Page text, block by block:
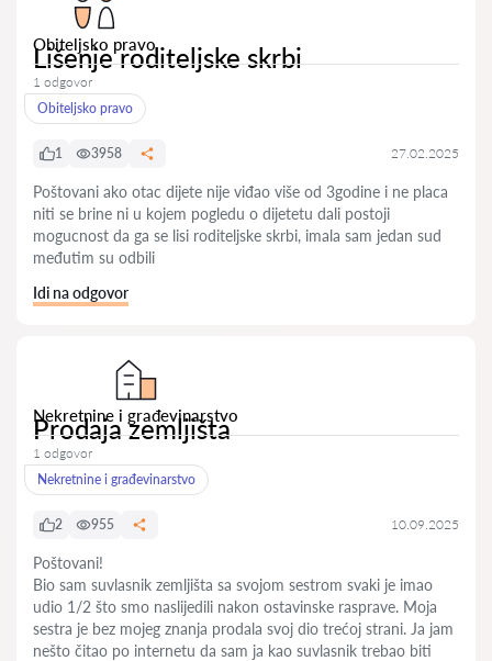
Obiteljsko pravo
Lišenje roditeljske skrbi
1 odgovor
Obiteljsko pravo
1 3958 27.02.2025
Poštovani ako otac dijete nije viđao više od 3godine i ne placa
niti se brine ni u kojem pogledu o dijetetu dali postoji
mogucnost da ga se lisi roditeljske skrbi, imala sam jedan sud
međutim su odbili
Idi na odgovor
Nekretnine i građevinarstvo
Prodaja zemljišta
1 odgovor
Nekretnine i građevinarstvo
2 955 10.09.2025
Poštovani!
Bio sam suvlasnik zemljišta sa svojom sestrom svaki je imao
udio 1/2 što smo naslijedili nakon ostavinske rasprave. Moja
sestra je bez mojeg znanja prodala svoj dio trećoj strani. Ja jam
nešto čitao po internetu da sam ja kao suvlasnik trebao biti